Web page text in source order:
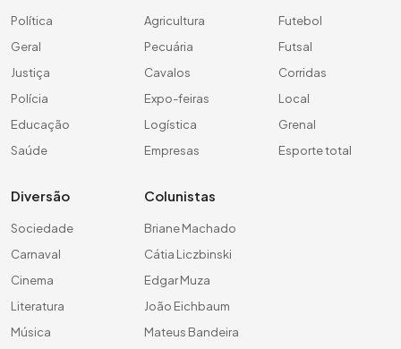
Política
Geral
Justiça
Polícia
Educação
Saúde
Agricultura
Pecuária
Cavalos
Expo-feiras
Logística
Empresas
Futebol
Futsal
Corridas
Local
Grenal
Esporte total
Diversão
Sociedade
Carnaval
Cinema
Literatura
Música
Colunistas
Briane Machado
Cátia Liczbinski
Edgar Muza
João Eichbaum
Mateus Bandeira